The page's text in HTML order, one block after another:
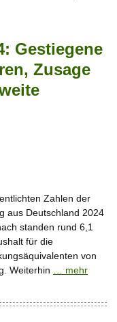
Gestiegene
Zusage
Zahlen der
aus Deutschland 2024
standen rund 6,1
für die
von
Weiterhin
… mehr